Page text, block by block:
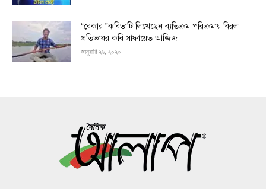
“বেকার ”কবিতাটি লিখেছেন ব্যতিক্রম পরিক্রমায় বিরল
প্রতিভাধর কবি সাফায়েত আজিজ।
জানুয়ারি ২৬, ২০২০